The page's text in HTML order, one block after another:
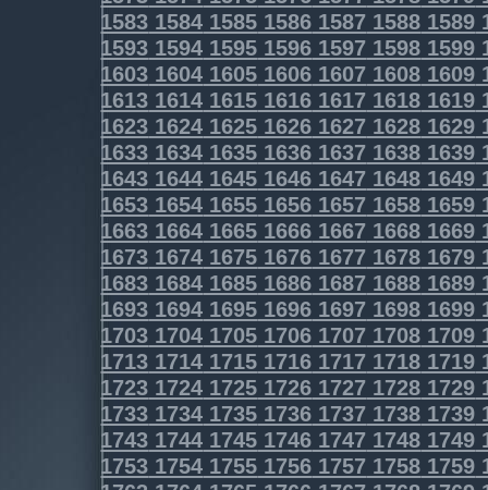
1583 1584 1585 1586 1587 1588 1589
1593 1594 1595 1596 1597 1598 1599
1603 1604 1605 1606 1607 1608 1609
1613 1614 1615 1616 1617 1618 1619
1623 1624 1625 1626 1627 1628 1629
1633 1634 1635 1636 1637 1638 1639
1643 1644 1645 1646 1647 1648 1649
1653 1654 1655 1656 1657 1658 1659
1663 1664 1665 1666 1667 1668 1669
1673 1674 1675 1676 1677 1678 1679
1683 1684 1685 1686 1687 1688 1689
1693 1694 1695 1696 1697 1698 1699
1703 1704 1705 1706 1707 1708 1709
1713 1714 1715 1716 1717 1718 1719
1723 1724 1725 1726 1727 1728 1729
1733 1734 1735 1736 1737 1738 1739
1743 1744 1745 1746 1747 1748 1749
1753 1754 1755 1756 1757 1758 1759